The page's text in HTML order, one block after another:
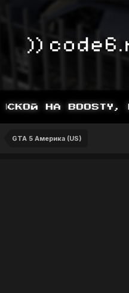
НА BOOSTY,
GTA 5 Америка (US)